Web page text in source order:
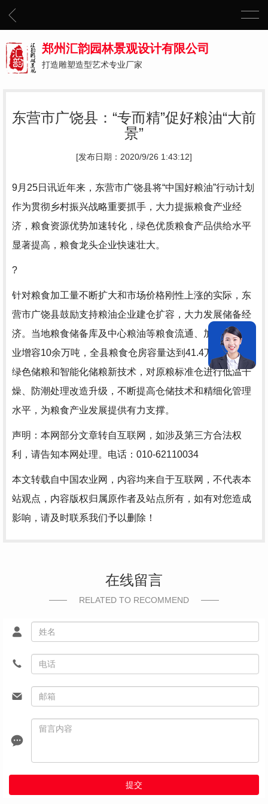
郑州汇韵园林景观设计有限公司
打造雕塑造型艺术专业厂家
东营市广饶县：“专而精”促好粮油“大前
景”
[发布日期：2020/9/26 1:43:12]
9月25日讯近年来，东营市广饶县将“中国好粮油”行动计划
作为贯彻乡村振兴战略重要抓手，大力提振粮食产业经
济，粮食资源优势加速转化，绿色优质粮食产品供给水平
显著提高，粮食龙头企业快速壮大。
?
针对粮食加工量不断扩大和市场价格刚性上涨的实际，东
营市广饶县鼓励支持粮油企业建仓扩容，大力发展储备经
济。当地粮食储备库及中心粮油等粮食流通、加工龙头企
业增容10余万吨，全县粮食仓房容量达到41.4万吨。推进
绿色储粮和智能化储粮新技术，对原粮标准仓进行低温干
燥、防潮处理改造升级，不断提高仓储技术和精细化管理
水平，为粮食产业发展提供有力支撑。
声明：本网部分文章转自互联网，如涉及第三方合法权
利，请告知本网处理。电话：010-62110034
本文转载自中国农业网，内容均来自于互联网，不代表本
站观点，内容版权归属原作者及站点所有，如有对您造成
影响，请及时联系我们予以删除！
在线留言
RELATED TO RECOMMEND
提交